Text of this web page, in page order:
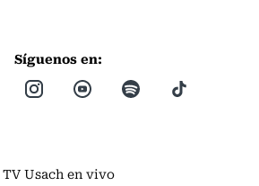
Síguenos en:
TV Usach en vivo